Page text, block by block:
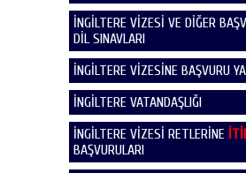
İNGİLTERE VİZESİ VE DİĞER
DİL SINAVLARI
İNGİLTERE VİZESİNE BAŞVURU
İNGİLTERE VATANDAŞLIĞI
İNGİLTERE VİZESİ RETLERİNE
BAŞVURULARI